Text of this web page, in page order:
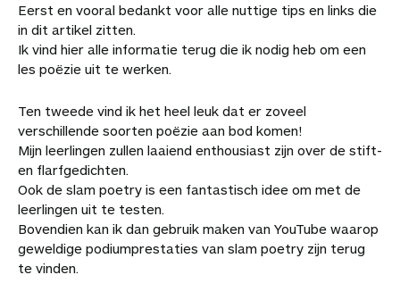
Eerst en vooral bedankt voor alle nuttige tips en links die
in dit artikel zitten.
Ik vind hier alle informatie terug die ik nodig heb om een
les poëzie uit te werken.
Ten tweede vind ik het heel leuk dat er zoveel
verschillende soorten poëzie aan bod komen!
Mijn leerlingen zullen laaiend enthousiast zijn over de stift-
en flarfgedichten.
Ook de slam poetry is een fantastisch idee om met de
leerlingen uit te testen.
Bovendien kan ik dan gebruik maken van YouTube waarop
geweldige podiumprestaties van slam poetry zijn terug
te vinden.